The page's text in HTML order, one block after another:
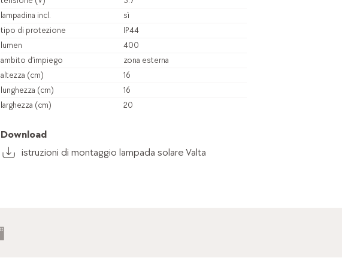
lampadina incl.
sì
tipo di protezione
IP44
lumen
400
ambito d’impiego
zona esterna
altezza (cm)
16
lunghezza (cm)
16
larghezza (cm)
20
Download
istruzioni di montaggio lampada solare Valta